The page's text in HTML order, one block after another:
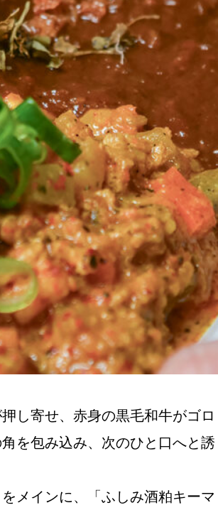
し寄せ、赤身の黒毛和牛がゴロ
を包み込み、次のひと口へと誘
メインに、「ふしみ酒粕キーマ